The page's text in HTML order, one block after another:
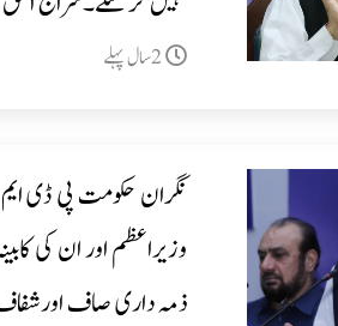
نگران حکومت پی ڈی ایم
ذمہ داری صاف اورشفاف